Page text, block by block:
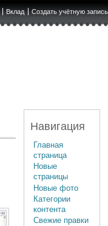
Вклад Создать учётную запись
Навигация
Главная
страница
Новые
страницы
Новые фото
Категории
контента
Свежие правки